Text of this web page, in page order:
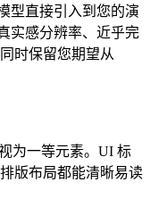
型直接引入到您的演
实感分辨率、近乎完
时保留您期望从
为一等元素。UI 标
版布局都能清晰易读